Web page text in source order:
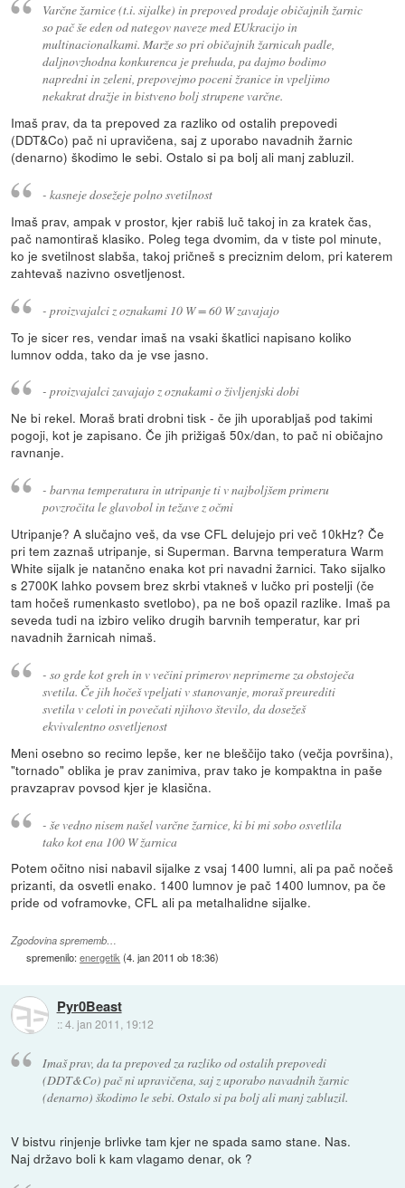
Varčne žarnice (t.i. sijalke) in prepoved prodaje običajnih žarnic
so pač še eden od nategov naveze med EUkracijo in
multinacionalkami. Marže so pri običajnih žarnicah padle,
daljnovzhodna konkurenca je prehuda, pa dajmo bodimo
napredni in zeleni, prepovejmo poceni žranice in vpeljimo
nekakrat dražje in bistveno bolj strupene varčne.
Imaš prav, da ta prepoved za razliko od ostalih prepovedi
(DDT&Co) pač ni upravičena, saj z uporabo navadnih žarnic
(denarno) škodimo le sebi. Ostalo si pa bolj ali manj zabluzil.
- kasneje dosežeje polno svetilnost
Imaš prav, ampak v prostor, kjer rabiš luč takoj in za kratek čas,
pač namontiraš klasiko. Poleg tega dvomim, da v tiste pol minute,
ko je svetilnost slabša, takoj pričneš s preciznim delom, pri katerem
zahtevaš nazivno osvetljenost.
- proizvajalci z oznakami 10 W = 60 W zavajajo
To je sicer res, vendar imaš na vsaki škatlici napisano koliko
lumnov odda, tako da je vse jasno.
- proizvajalci zavajajo z oznakami o življenjski dobi
Ne bi rekel. Moraš brati drobni tisk - če jih uporabljaš pod takimi
pogoji, kot je zapisano. Če jih prižigaš 50x/dan, to pač ni običajno
ravnanje.
- barvna temperatura in utripanje ti v najboljšem primeru
povzročita le glavobol in težave z očmi
Utripanje? A slučajno veš, da vse CFL delujejo pri več 10kHz? Če
pri tem zaznaš utripanje, si Superman. Barvna temperatura Warm
White sijalk je natančno enaka kot pri navadni žarnici. Tako sijalko
s 2700K lahko povsem brez skrbi vtakneš v lučko pri postelji (če
tam hočeš rumenkasto svetlobo), pa ne boš opazil razlike. Imaš pa
seveda tudi na izbiro veliko drugih barvnih temperatur, kar pri
navadnih žarnicah nimaš.
- so grde kot greh in v večini primerov neprimerne za obstoječa
svetila. Če jih hočeš vpeljati v stanovanje, moraš preurediti
svetila v celoti in povečati njihovo število, da dosežeš
ekvivalentno osvetljenost
Meni osebno so recimo lepše, ker ne bleščijo tako (večja površina),
"tornado" oblika je prav zanimiva, prav tako je kompaktna in paše
pravzaprav povsod kjer je klasična.
- še vedno nisem našel varčne žarnice, ki bi mi sobo osvetlila
tako kot ena 100 W žarnica
Potem očitno nisi nabavil sijalke z vsaj 1400 lumni, ali pa pač nočeš
prizanti, da osvetli enako. 1400 lumnov je pač 1400 lumnov, pa če
pride od voframovke, CFL ali pa metalhalidne sijalke.
Zgodovina sprememb…
spremenilo:energetik (4. jan 2011 ob 18:36)
Pyr0Beast
::4. jan 2011, 19:12
Imaš prav, da ta prepoved za razliko od ostalih prepovedi
(DDT&Co) pač ni upravičena, saj z uporabo navadnih žarnic
(denarno) škodimo le sebi. Ostalo si pa bolj ali manj zabluzil.
V bistvu rinjenje brlivke tam kjer ne spada samo stane. Nas.
Naj državo boli k kam vlagamo denar, ok ?